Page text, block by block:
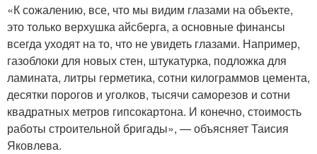
«К сожалению, все, что мы видим глазами на объекте,
это только верхушка айсберга, а основные финансы
всегда уходят на то, что не увидеть глазами. Например,
газоблоки для новых стен, штукатурка, подложка для
ламината, литры герметика, сотни килограммов цемента,
десятки порогов и уголков, тысячи саморезов и сотни
квадратных метров гипсокартона. И конечно, стоимость
работы строительной бригады», — объясняет Таисия
Яковлева.